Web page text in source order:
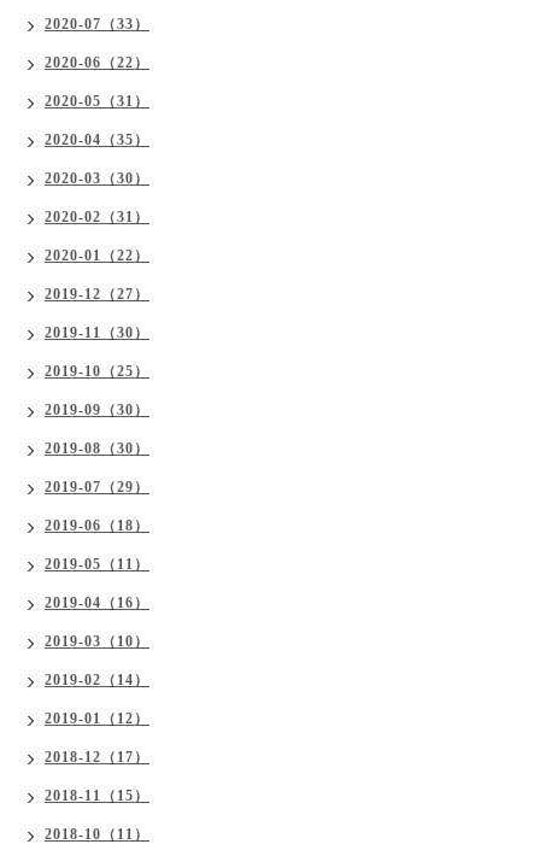
2020-07（33）
2020-06（22）
2020-05（31）
2020-04（35）
2020-03（30）
2020-02（31）
2020-01（22）
2019-12（27）
2019-11（30）
2019-10（25）
2019-09（30）
2019-08（30）
2019-07（29）
2019-06（18）
2019-05（11）
2019-04（16）
2019-03（10）
2019-02（14）
2019-01（12）
2018-12（17）
2018-11（15）
2018-10（11）